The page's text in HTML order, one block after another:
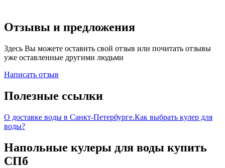
Отзывы и предложения
Здесь Вы можете оставить свой отзыв или почитать отзывы
уже оставленные другими людьми
Написать отзыв
Полезные ссылки
О доставке воды в Санкт-Петербурге.Как выбрать кулер для
воды?
Напольные кулеры для воды купить
СПб